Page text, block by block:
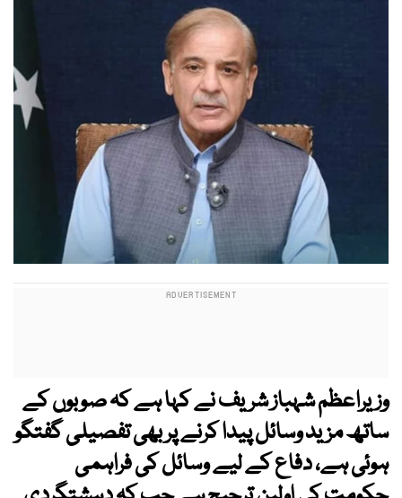
وزیراعظم شہباز شریف نے کہا ہے کہ صوبوں کے
ساتھ مزید وسائل پیدا کرنے پر بھی تفصیلی گفتگو
ہوئی ہے، دفاع کے لیے وسائل کی فراہمی